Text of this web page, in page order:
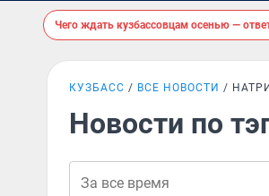
Чего ждать кузбассовцам осенью —
КУЗБАСС ВСЕ НОВОСТИ
Новости по